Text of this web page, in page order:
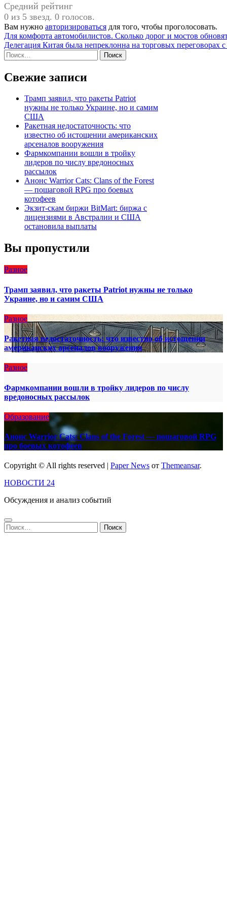
Средний рейтинг
0 из 5 звезд. 0 голосов.
Вам нужно авторизироваться для того, чтобы проголосовать.
Навигация
по
записям
Для комфорта автомобилистов. Сколько дорог и мостов
Делегация Китая была непреклонна на торговых
Найти:
Свежие записи
Трамп заявил, что ракеты Patriot
нужны не только Украине, но и самим
США
Ракетная недостаточность: что
известно об истощении американских
арсеналов вооружения
Фармкомпании вошли в тройку
лидеров по числу вредоносных
рассылок
Анонс Warrior Cats: Clans of the Forest
— пошаговой RPG про боевых
котофеев
Экзит-скам биржи BitMart: биржа с
лицензиями в Австралии и США
остановила выплаты
Вы пропустили
Разное
Трамп заявил, что ракеты Patriot нужны не только
Украине, но и самим США
Разное
Ракетная недостаточность: что известно об истощении
американских арсеналов вооружения
Разное
Фармкомпании вошли в тройку лидеров по числу
вредоносных рассылок
Образование
Анонс Warrior Cats: Clans of the Forest — пошаговой RPG
про боевых котофеев
Copyright © All rights reserved | Paper News от Themeansar.
НОВОСТИ 24
Обсуждения и анализ событий
Найти: